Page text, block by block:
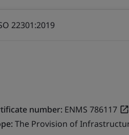
22301:2019
number: ENMS 786117
The Provision of